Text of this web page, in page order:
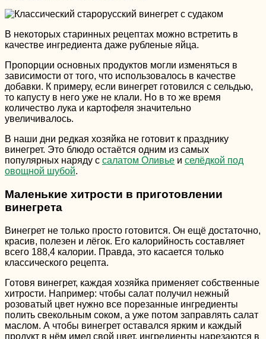
В некоторых старинных рецептах можно встретить в
качестве ингредиента даже рубленые яйца.
Пропорции основных продуктов могли изменяться в
зависимости от того, что использовалось в качестве
добавки. К примеру, если винегрет готовился с сельдью,
то капусту в него уже не клали. Но в то же время
количество лука и картофеля значительно
увеличивалось.
В наши дни редкая хозяйка не готовит к празднику
винегрет. Это блюдо остаётся одним из самых
популярных наряду с салатом Оливье и селёдкой под
овощной шубой.
Маленькие хитрости в приготовлении
винегрета
Винегрет не только просто готовится. Он ещё достаточно,
красив, полезен и лёгок. Его калорийность составляет
всего 188,4 калории. Правда, это касается только
классического рецепта.
Готовя винегрет, каждая хозяйка применяет собственные
хитрости. Например: чтобы салат получил нежный
розоватый цвет нужно все порезанные ингредиенты
полить свекольным соком, а уже потом заправлять салат
маслом. А чтобы винегрет оставался ярким и каждый
продукт в нём имел свой цвет, ингредиенты нарезаются в